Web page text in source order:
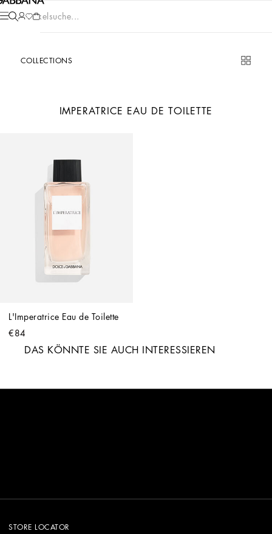
Artikelsuche...
COLLECTIONS
IMPERATRICE EAU DE TOILETTE
L'Imperatrice Eau de Toilette
€84
DAS KÖNNTE SIE AUCH INTERESSIEREN
STORE LOCATOR